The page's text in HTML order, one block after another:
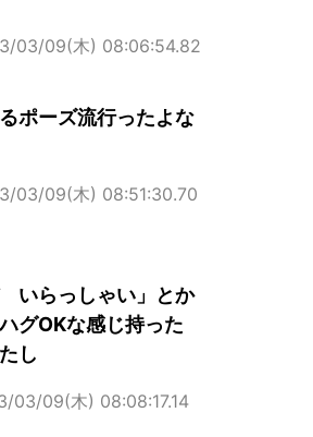
03/09(木) 08:06:54.82
ポーズ流行ったよな
03/09(木) 08:51:30.70
いらっしゃい」とか
グOKな感じ持った
し
03/09(木) 08:08:17.14